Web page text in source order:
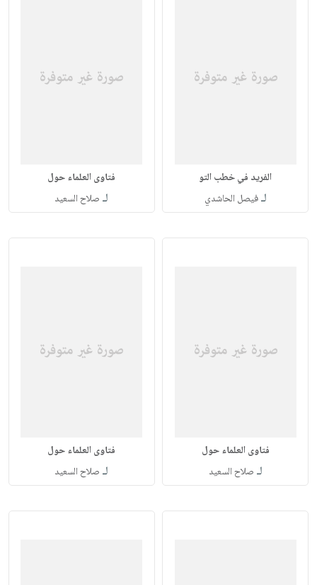
الفريد في خطب التو
لـفيصل الحاشدي
فتاوى العلماء حول
لـ صلاح السعيد
فتاوى العلماء حول
لـ صلاح السعيد
فتاوى العلماء حول
لـ صلاح السعيد